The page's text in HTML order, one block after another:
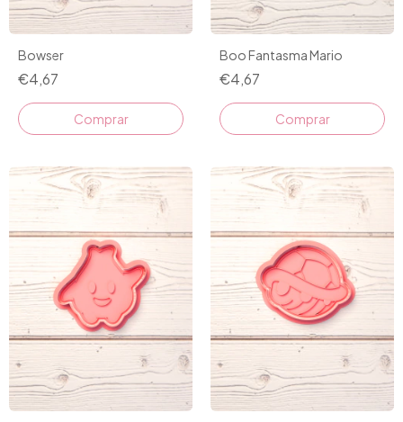
Bowser
€4,67
Comprar
Boo Fantasma Mario
€4,67
Comprar